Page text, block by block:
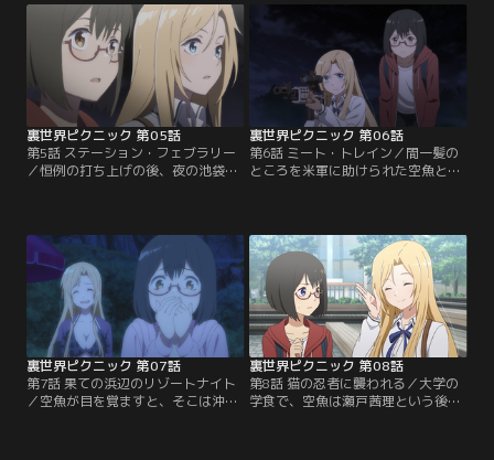
（危険ポイント）を回避しながら進
む二人。鳥子が以前に見つけた補給
ポイントを目指していたはずだが、
辿り着いたのは鳥子も見覚えのな
い、寂れた村のような場所だった。
そこに現れたのは…。【提供：バン
ダイチャンネル】
合うため彼女のマンションを訪れる
空魚だが、さらに新たな怪異に遭
遇。思い悩んだ空魚は小桜に相談す
るが、まともに取り合ってもらえな
い。するとそこに、奇妙な人物が姿
を現す。【提供：バンダイチャンネ
裏世界ピクニック 第05話
第5話 ステーション・フェブラリー
／恒例の打ち上げの後、夜の池袋の
く、夜の＜裏世界＞というまったく
の未知の世界に入り込んでしまい、
二人は動揺する。そこに奇怪な音を
発する四足獣が現れ、二人はその場
を走り去る。逃げる途中、空魚が何
かにつまずくが…。【提供：バンダ
イチャンネル】
裏世界ピクニック 第06話
第6話 ミート・トレイン／間一髪の
ところを米軍に助けられた空魚と鳥
い、怪異と遭遇することで心身とも
に消耗している様子だった。ふと、
鳥子が電話が通じるようだと気づ
く。小桜にかけてみるが、会話の途
中から徐々に、小桜が意味不明なこ
とを口走り始める。【提供：バンダ
イチャンネル】
裏世界ピクニック 第07話
第7話 果ての浜辺のリゾートナイト
／空魚が目を覚ますと、そこは沖縄
裏世界ピクニック 第08話
第8話 猫の忍者に襲われる／大学の
学食で、空魚は瀬戸茜理という後輩